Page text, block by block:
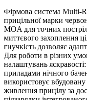
Фірмова система Multi-
прицільної марки
MOA для точних
миттєвого захоплення
гнучкість дозволяє
Для роботи в різних
налаштувань
приладами нічного
використовує
живлення прицілу за